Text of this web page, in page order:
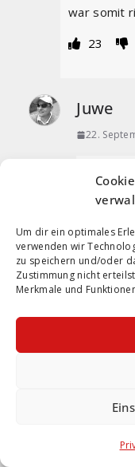
Um dir ein optimales
verwenden wir
zu speichern und/oder
Zustimmung nicht
Merkmale und
war somit
23
Juwe
22.
Ist mir
wie
Finten
wurde.
dabei,
Der 1.
Trainer